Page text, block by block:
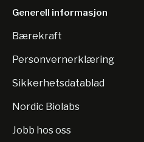
Generell informasjon
Bærekraft
Personvernerklæring
Sikkerhetsdatablad
Nordic Biolabs
Jobb hos oss